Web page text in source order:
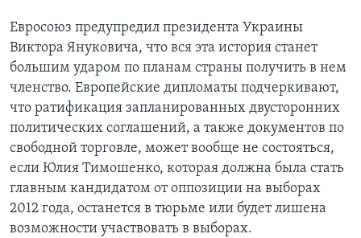
Евросоюз предупредил президента Украины
Виктора Януковича, что вся эта история станет
большим ударом по планам страны получить в нем
членство. Европейские дипломаты подчеркивают,
что ратификация запланированных двусторонних
политических соглашений, а также документов по
свободной торговле, может вообще не состояться,
если Юлия Тимошенко, которая должна была стать
главным кандидатом от оппозиции на выборах
2012 года, останется в тюрьме или будет лишена
возможности участвовать в выборах.